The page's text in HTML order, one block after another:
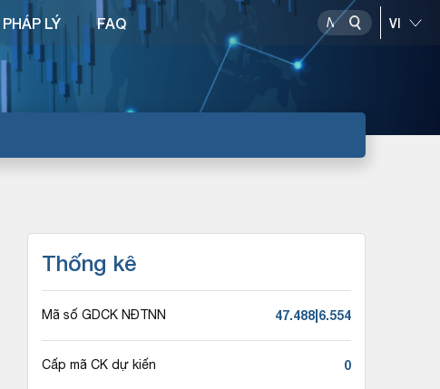
PHÁP LÝ FAQ
Thống kê
Mã số GDCK NĐTNN 47.488|6.554
Cấp mã CK dự kiến 0